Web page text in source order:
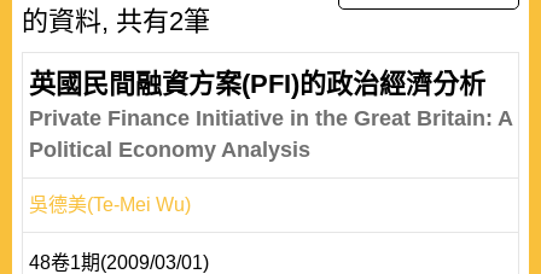
的資料, 共有2筆
英國民間融資方案(PFI)的政治經濟分析
Private Finance Initiative in the Great Britain: A
Political Economy Analysis
吳德美(Te-Mei Wu)
48卷1期(2009/03/01)